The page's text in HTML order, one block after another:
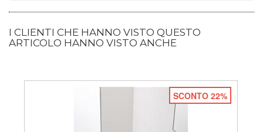
I CLIENTI CHE HANNO VISTO QUESTO
ARTICOLO HANNO VISTO ANCHE
SCONTO 22%